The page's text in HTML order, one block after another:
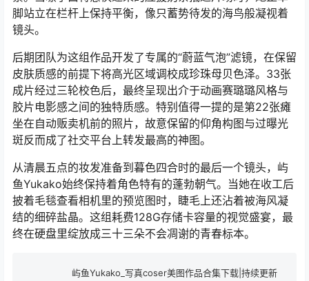
脚站立在栏杆上保持平衡，像只蓄势待发的海鸟般凝视着
镜头。
后期团队为这组作品开发了专属的“蔚蓝气泡”滤镜，在保留
皮肤质感的前提下将高光区域调校成珍珠母贝色泽。33张
成片经过三轮校色后，最终呈现出介于动画赛璐璐风格与
胶片电影感之间的独特质感。特别值得一提的是第22张瘫
坐在自动贩卖机前的照片，故意保留的仰角构图与过曝光
斑反而成了社交平台上转发最高的神图。
从清晨五点的妆发准备到暮色四合时的最后一个镜头，屿
鱼Yukako始终保持着角色特有的蓬勃朝气。当她在收工后
披着毛毯查看相机里的预览图时，睫毛上还沾着被海风凝
结的细碎盐晶。这组耗费128G存储卡容量的视觉盛宴，最
终在硬盘里绽放成三十三朵不会凋谢的青春标本。
屿鱼Yukako_写真coser美图作品合集下载|持续更新